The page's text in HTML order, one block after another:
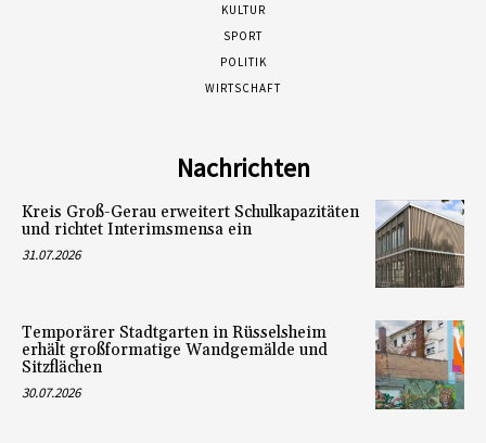
KULTUR
SPORT
POLITIK
WIRTSCHAFT
Nachrichten
Kreis Groß-Gerau erweitert Schulkapazitäten
und richtet Interimsmensa ein
31.07.2026
Temporärer Stadtgarten in Rüsselsheim
erhält großformatige Wandgemälde und
Sitzflächen
30.07.2026